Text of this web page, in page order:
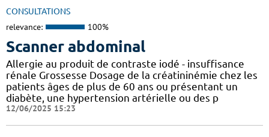
CONSULTATIONS
relevance: 100%
Scanner abdominal
Allergie au produit de contraste iodé - insuffisance
rénale Grossesse Dosage de la créatininémie chez les
patients âges de plus de 60 ans ou présentant un
diabète, une hypertension artérielle ou des p
12/06/2025 15:23